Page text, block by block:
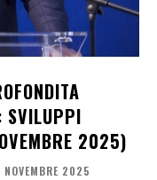
SVILUPPI
2025)
NOVEMBRE 2025